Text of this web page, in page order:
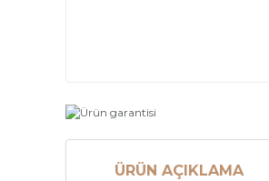
ÜRÜN AÇIKLAMA